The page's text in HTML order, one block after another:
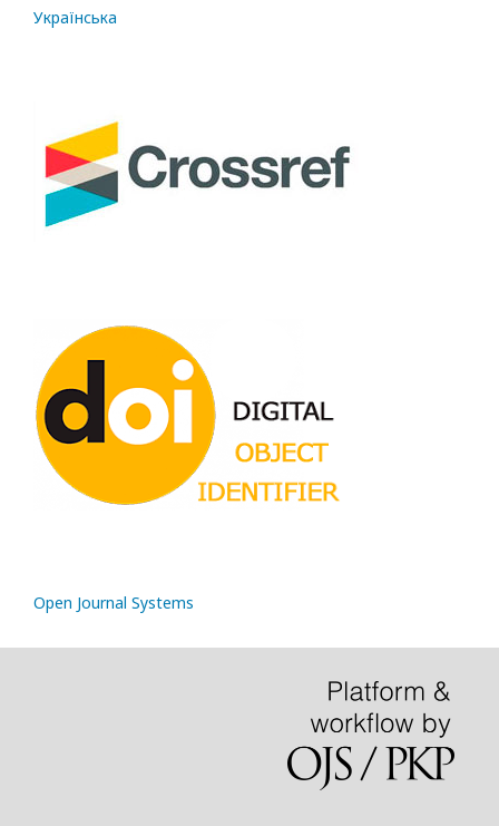
Українська
Open Journal Systems